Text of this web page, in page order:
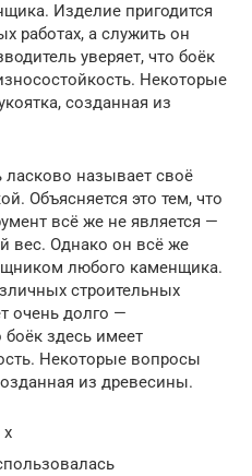
Изделие пригодится
работах, а служить он
уверяет, что боёк
Некоторые
созданная из
ласково называет своё
Объясняется это тем, что
всё же не является —
вес. Однако он всё же
любого каменщика.
строительных
очень долго —
боёк здесь имеет
Некоторые вопросы
из древесины.
x